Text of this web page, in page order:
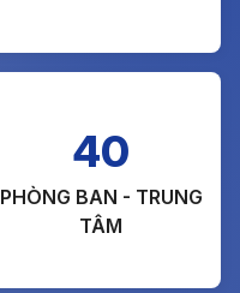
40
PHÒNG BAN - TRUNG
TÂM